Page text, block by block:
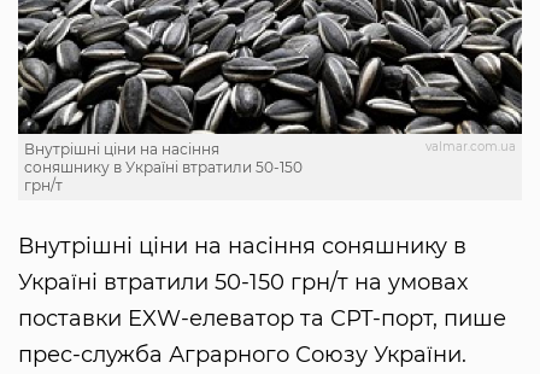
valmar.com.ua
Внутрішні ціни на насіння
соняшнику в Україні втратили 50-150
грн/т
Внутрішні ціни на насіння соняшнику в
Україні втратили 50-150 грн/т на умовах
поставки EXW-елеватор та СРТ-порт, пише
прес-служба Аграрного Союзу України.